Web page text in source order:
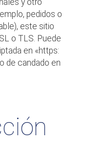
y otro
pedidos o
este sitio
o TLS. Puede
en «https:
de candado en